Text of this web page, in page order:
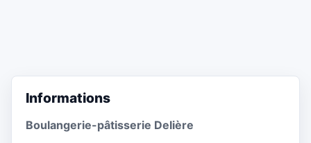
Informations
Boulangerie-pâtisserie Delière